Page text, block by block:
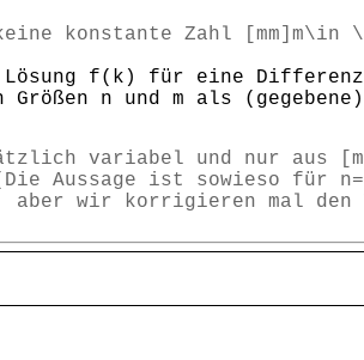
konstante Zahl [mm]m\in
Lösung f(k) für eine
Größen n und m als
variabel und nur aus
Aussage ist sowieso für
aber wir korrigieren mal den